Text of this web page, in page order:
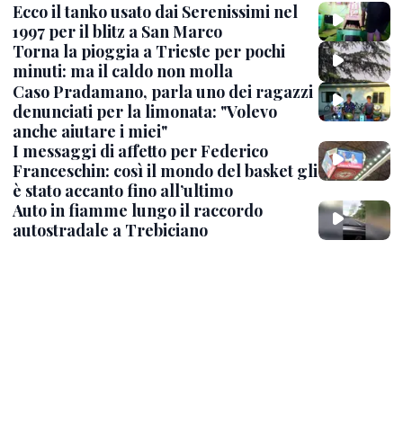
Ecco il tanko usato dai Serenissimi nel
1997 per il blitz a San Marco
Torna la pioggia a Trieste per pochi
minuti: ma il caldo non molla
Caso Pradamano, parla uno dei ragazzi
denunciati per la limonata: "Volevo
anche aiutare i miei"
I messaggi di affetto per Federico
Franceschin: così il mondo del basket gli
è stato accanto fino all’ultimo
Auto in fiamme lungo il raccordo
autostradale a Trebiciano